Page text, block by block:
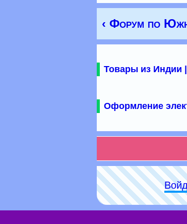
‹ Форум по
Товары из Индии
Оформление